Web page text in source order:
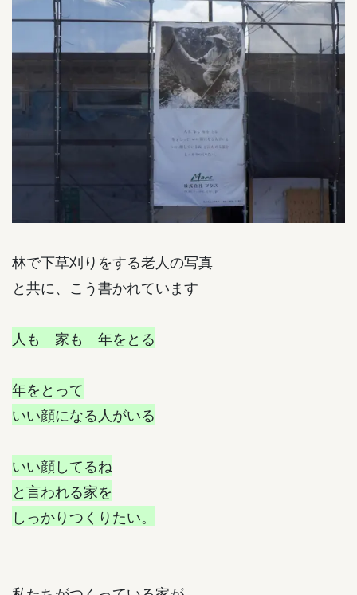
林で下草刈りをする老人の写真
と共に、こう書かれています
人も 家も 年をとる
年をとって
いい顔になる人がいる
いい顔してるね
と言われる家を
しっかりつくりたい。